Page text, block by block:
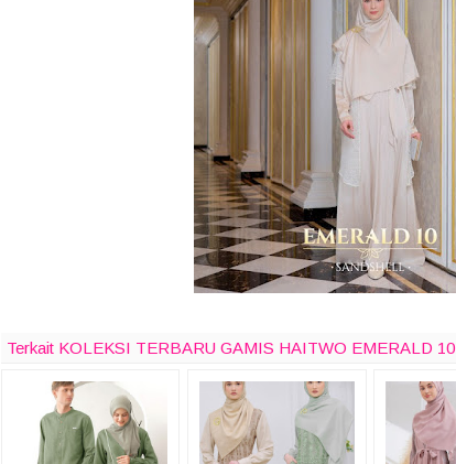
Terkait KOLEKSI TERBARU GAMIS HAITWO EMERALD 10